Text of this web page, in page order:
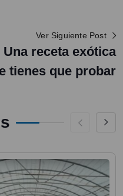
Ver Siguiente Post
receta exótica
tienes que probar